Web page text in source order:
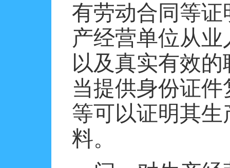
有劳动合同等
产经营单位从
以及真实有效
当提供身份证
等可以证明其
料。